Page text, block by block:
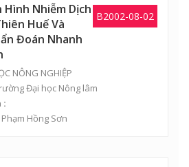
B2002-08-02
Nhiễm Dịch
Huế Và
Đoán Nhanh
NÔNG NGHIỆP
Đại học Nông lâm
:
Phạm Hồng Sơn